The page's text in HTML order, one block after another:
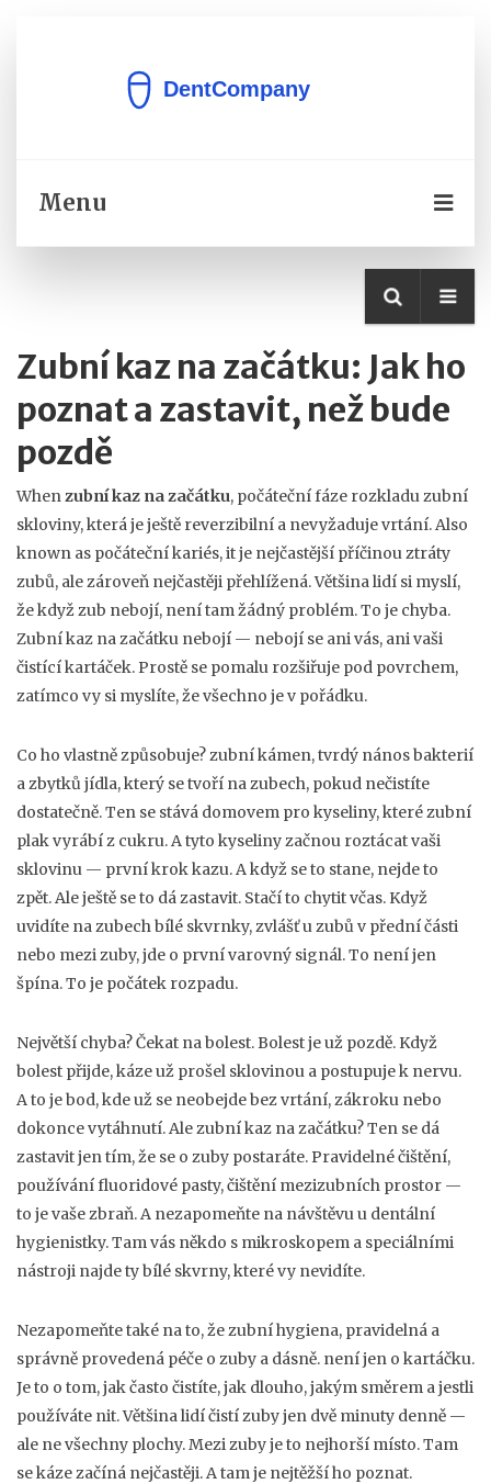
Menu
Zubní kaz na začátku: Jak ho
poznat a zastavit, než bude
pozdě
Whenzubní kaz na začátku, počáteční fáze rozkladu zubní
skloviny, která je ještě reverzibilní a nevyžaduje vrtání. Also
known as počáteční kariés, itje nejčastější příčinou ztráty
zubů, ale zároveň nejčastěji přehlížená.Většina lidí si myslí,
že když zub nebojí, není tam žádný problém. To je chyba.
Zubní kaz na začátku nebojí — nebojí se ani vás, ani vaši
čistící kartáček. Prostě se pomalu rozšiřuje pod povrchem,
zatímco vy si myslíte, že všechno je v pořádku.
Co ho vlastně způsobuje?zubní kámen,tvrdý nános bakterií
a zbytků jídla, který se tvoří na zubech, pokud nečistíte
dostatečně.Ten se stává domovem pro kyseliny, které zubní
plak vyrábí z cukru. A tyto kyseliny začnou roztácat vaši
sklovinu — první krok kazu. A když se to stane, nejde to
zpět. Ale ještě se to dá zastavit. Stačí to chytit včas. Když
uvidíte na zubech bílé skvrnky, zvlášť u zubů v přední části
nebo mezi zuby, jde o první varovný signál. To není jen
špína. To je počátek rozpadu.
Největší chyba? Čekat na bolest. Bolest je už pozdě. Když
bolest přijde, káze už prošel sklovinou a postupuje k nervu.
A to je bod, kde už se neobejde bez vrtání, zákroku nebo
dokonce vytáhnutí. Ale zubní kaz na začátku? Ten se dá
zastavit jen tím, že se o zuby postaráte. Pravidelné čištění,
používání fluoridové pasty, čištění mezizubních prostor —
to je vaše zbraň. A nezapomeňte na návštěvu u dentální
hygienistky. Tam vás někdo s mikroskopem a speciálními
nástroji najde ty bílé skvrny, které vy nevidíte.
Nezapomeňte také na to, žezubní hygiena, pravidelná a
správně provedená péče o zuby a dásně. není jen o kartáčku.
Je to o tom, jak často čistíte, jak dlouho, jakým směrem a jestli
používáte nit. Většina lidí čistí zuby jen dvě minuty denně —
ale ne všechny plochy. Mezi zuby je to nejhorší místo. Tam
se káze začíná nejčastěji. A tam je nejtěžší ho poznat.